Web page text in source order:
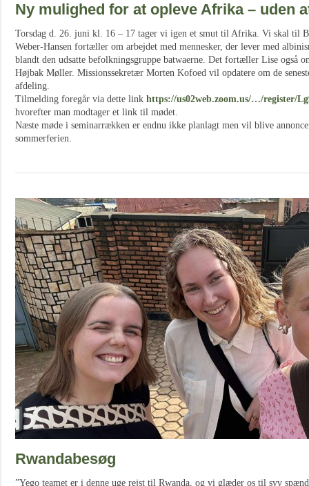
Ny mulighed for at opleve Afrika – uden
Torsdag d. 26. juni kl. 16 – 17 tager vi igen et smut til Afrika. Vi skal til
Weber-Hansen fortæller om arbejdet med mennesker, der lever med
blandt den udsatte befolkningsgruppe batwaerne. Det fortæller Lise også
Højbak Møller. Missionssekretær Morten Kofoed vil opdatere om de
afdeling.
Tilmelding foregår via dette link https://us02web.zoom.us/…/register/
hvorefter man modtager et link til mødet.
Næste møde i seminarrækken er endnu ikke planlagt men vil blive
sommerferien.
Rwandabesøg
”Yego teamet er i denne uge rejst til Rwanda, og vi glæder os til syv